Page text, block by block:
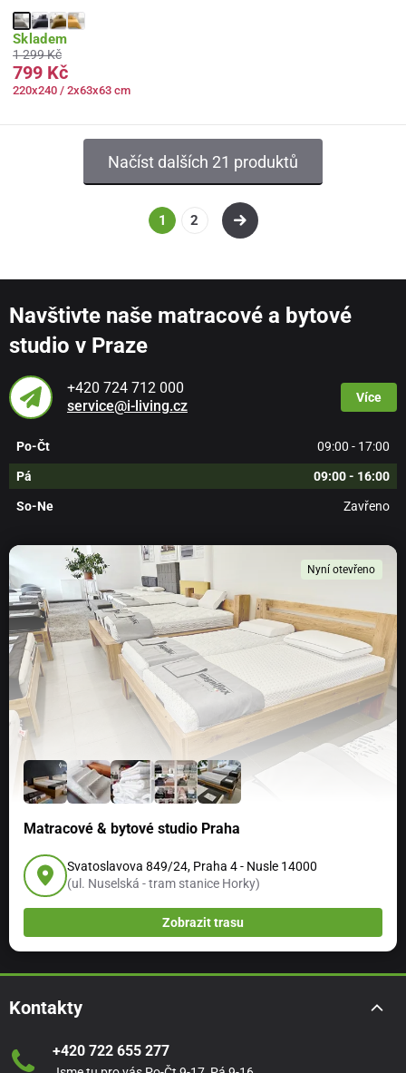
Skladem
1 299 Kč
799 Kč
220x240 / 2x63x63 cm
Načíst dalších 21 produktů
1 2
Navštivte naše matracové a bytové
studio v Praze
+420 724 712 000
service@i-living.cz
Více
Po-Čt 09:00 - 17:00
Pá 09:00 - 16:00
So-Ne Zavřeno
Nyní otevřeno
Matracové & bytové studio Praha
Svatoslavova 849/24, Praha 4 - Nusle 14000
(ul. Nuselská - tram stanice Horky)
Zobrazit trasu
Kontakty
+420 722 655 277